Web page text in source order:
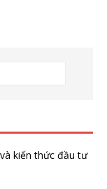
kiến thức đầu tư